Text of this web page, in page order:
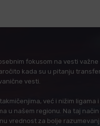
fokusom na vesti
kada su u pitanju
vesti.
već i nižim ligama
u našem regionu. Na taj
vrednost za bolje